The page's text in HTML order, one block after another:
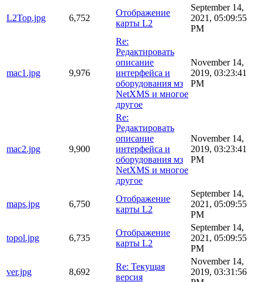
L2Top.jpg 6,752
Отображение
карты L2
September 14,
2021, 05:09:55
PM
mac1.jpg 9,976
Re:
Редактировать
описание
интерфейса и
оборудования мз
NetXMS и многое
другое
November 14,
2019, 03:23:41
PM
mac2.jpg 9,900
Re:
Редактировать
описание
интерфейса и
оборудования мз
NetXMS и многое
другое
November 14,
2019, 03:23:41
PM
maps.jpg 6,750
Отображение
карты L2
September 14,
2021, 05:09:55
PM
topol.jpg 6,735
Отображение
карты L2
September 14,
2021, 05:09:55
PM
ver.jpg 8,692
Re: Текущая
версия
November 14,
2019, 03:31:56